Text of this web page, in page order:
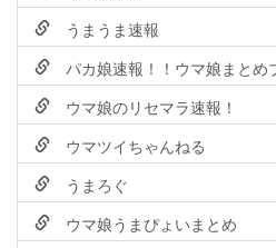
うまうま速報
パカ娘速報！！ウマ娘まとめ
ウマ娘のリセマラ速報！
ウマツイちゃんねる
うまろぐ
ウマ娘うまぴょいまとめ